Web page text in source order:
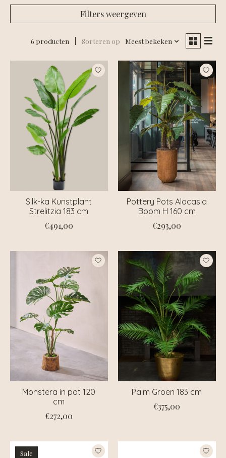
Filters weergeven
6 producten Sorteren op Meest bekeken
Silk-ka Kunstplant
Strelitzia 183 cm
€491,00
Pottery Pots Alocasia
Boom H 160 cm
€293,00
Monstera in pot 120
cm
€272,00
Palm Groen 183 cm
€375,00
Sale